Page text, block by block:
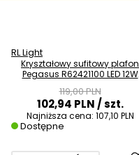
RL Light
Kryształowy sufitowy plafon
Pegasus R62421100 LED 12W
119,00 PLN
102,94 PLN/ szt.
Najniższa cena: 107,10 PLN
Dostępne